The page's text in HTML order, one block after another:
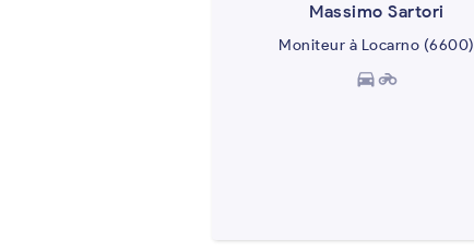
Massimo Sartori
Moniteur à Locarno (6600)
directions_carmotorcycle